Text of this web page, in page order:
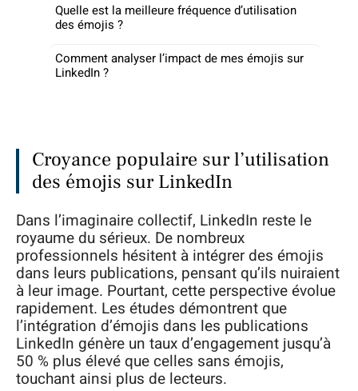
Quelle est la meilleure fréquence d’utilisation
des émojis ?
Comment analyser l’impact de mes émojis sur
LinkedIn ?
Croyance populaire sur l’utilisation
des émojis sur LinkedIn
Dans l’imaginaire collectif, LinkedIn reste le
royaume du sérieux. De nombreux
professionnels hésitent à intégrer des émojis
dans leurs publications, pensant qu’ils nuiraient
à leur image. Pourtant, cette perspective évolue
rapidement. Les études démontrent que
l’intégration d’émojis dans les publications
LinkedIn génère un taux d’engagement jusqu’à
50 % plus élevé que celles sans émojis,
touchant ainsi plus de lecteurs.